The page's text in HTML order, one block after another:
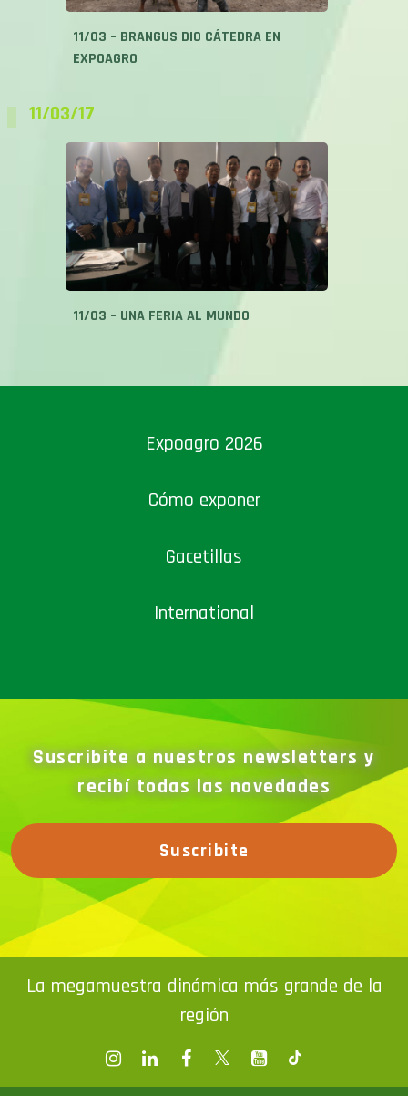
11/03 – BRANGUS DIO CÁTEDRA EN
EXPOAGRO
11/03/17
11/03 – UNA FERIA AL MUNDO
Expoagro 2026
Cómo exponer
Gacetillas
International
Suscribite a nuestros newsletters y
recibí todas las novedades
Suscribite
La megamuestra dinámica más grande de la
región